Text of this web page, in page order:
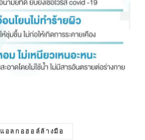
แอลกอฮอล์ล้างมือ